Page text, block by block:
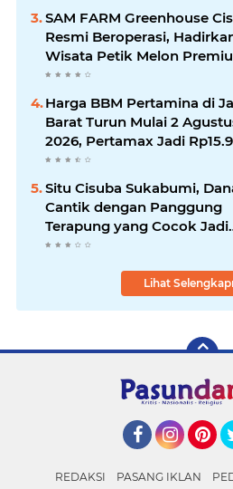
SAM FARM Greenhouse
Resmi Beroperasi,
Wisata Petik Melon
dan Edukasi Pertanian
Harga BBM Pertamina di
Barat Turun Mulai 2
2026, Pertamax Jadi
per Liter, Cek Daftar Harga
Terbaru
Situ Cisuba Sukabumi,
Cantik dengan Panggung
Terapung yang Cocok Jadi
Destinasi Libur Akhir Pekan
Lihat
REDAKSI PASANG IKLAN